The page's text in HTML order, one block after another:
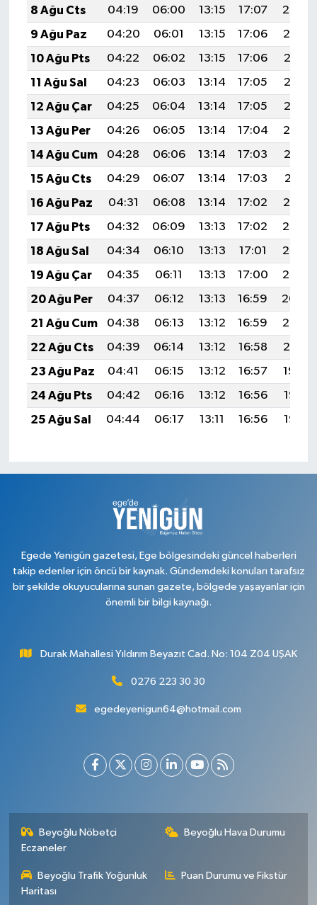
8 Ağu Cts
04:19 06:00 13:15 17:07
20:20
9 Ağu Paz
04:20 06:01 13:15 17:06
20:19
10 Ağu Pts
04:22 06:02 13:15 17:06
20:18
11 Ağu Sal
04:23 06:03 13:14 17:05
20:16
12 Ağu Çar
04:25 06:04 13:14 17:05
20:15
13 Ağu Per
04:26 06:05 13:14 17:04
20:14
14 Ağu Cum
04:28 06:06 13:14 17:03
20:12
15 Ağu Cts
04:29 06:07 13:14 17:03
20:11
16 Ağu Paz
04:31 06:08 13:14 17:02
20:10
17 Ağu Pts
04:32 06:09 13:13 17:02
20:08
18 Ağu Sal
04:34 06:10 13:13 17:01
20:07
19 Ağu Çar
04:35 06:11 13:13 17:00
20:05
20 Ağu Per
04:37 06:12 13:13 16:59
20:04
21 Ağu Cum
04:38 06:13 13:12 16:59
20:02
22 Ağu Cts
04:39 06:14 13:12 16:58
20:01
23 Ağu Paz
04:41 06:15 13:12 16:57
19:59
24 Ağu Pts
04:42 06:16 13:12 16:56
19:58
25 Ağu Sal
04:44 06:17 13:11 16:56 19:56
Egede Yenigün gazetesi, Ege bölgesindeki güncel haberleri
takip edenler için öncü bir kaynak. Gündemdeki konuları tarafsız
bir şekilde okuyucularına sunan gazete, bölgede yaşayanlar için
önemli bir bilgi kaynağı.
Durak Mahallesi Yıldırım Beyazıt Cad. No: 104 Z04 UŞAK
0276 223 30 30
egedeyenigun64@hotmail.com
Beyoğlu Nöbetçi
Eczaneler
Beyoğlu Hava Durumu
Beyoğlu Trafik Yoğunluk
Haritası
Puan Durumu ve Fikstür